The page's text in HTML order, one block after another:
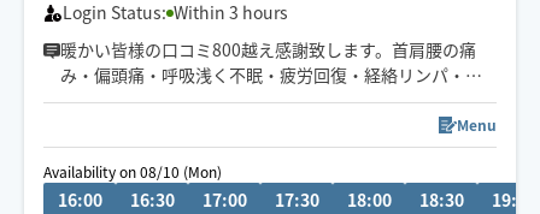
Login Status: Within 3 hours
暖かい皆様の口コミ800越え感謝致します。首肩腰の痛
み・偏頭痛・呼吸浅く不眠・疲労回復・経絡リンパ・胃
腸・むくみ・ゴルフやトレーニングケア・タイ古式風股
関節ストレッチ腰痛改善。安心信頼大手サロン店長8年、
暦20年。電車バス🚃🚌🚶移動。8月16日迄ご予約受付中。
ご新規様マッチング承認後必ずチャットしますのでご確
認後返信ご協力頂けますと助かります。ご覧頂き有難う
Menu
Availability on 08/10 (Mon)
16:00 16:30 17:00 17:30 18:00 18:30 19:00